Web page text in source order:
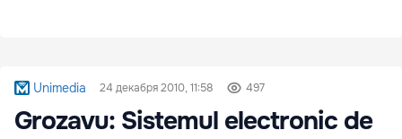
Unimedia 24 декабря 2010, 11:58 497
Grozavu: Sistemul electronic de